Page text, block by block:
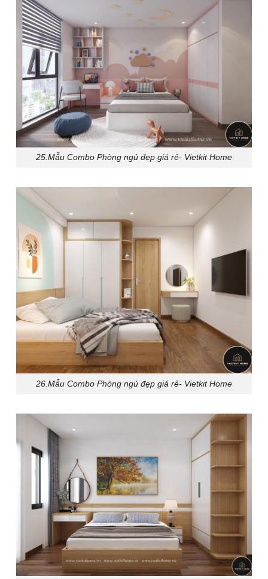
25.Mẫu Combo Phòng ngủ đẹp giá rẻ- Vietkit Home
26.Mẫu Combo Phòng ngủ đẹp giá rẻ- Vietkit Home